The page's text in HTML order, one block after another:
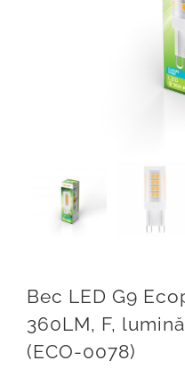
Bec LED G9
360LM, F,
(ECO-0078)